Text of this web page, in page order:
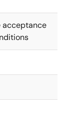
acceptance